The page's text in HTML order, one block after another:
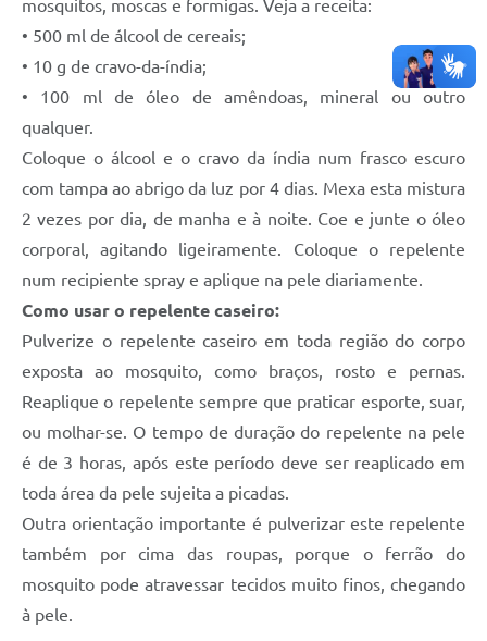
mosquitos, moscas e formigas. Veja a receita:
• 500 ml de álcool de cereais;
• 10 g de cravo-da-índia;
• 100 ml de óleo de amêndoas, mineral ou outro
qualquer.
Coloque o álcool e o cravo da índia num frasco escuro
com tampa ao abrigo da luz por 4 dias. Mexa esta mistura
2 vezes por dia, de manha e à noite. Coe e junte o óleo
corporal, agitando ligeiramente. Coloque o repelente
num recipiente spray e aplique na pele diariamente.
Como usar o repelente caseiro:
Pulverize o repelente caseiro em toda região do corpo
exposta ao mosquito, como braços, rosto e pernas.
Reaplique o repelente sempre que praticar esporte, suar,
ou molhar-se. O tempo de duração do repelente na pele
é de 3 horas, após este período deve ser reaplicado em
toda área da pele sujeita a picadas.
Outra orientação importante é pulverizar este repelente
também por cima das roupas, porque o ferrão do
mosquito pode atravessar tecidos muito finos, chegando
à pele.